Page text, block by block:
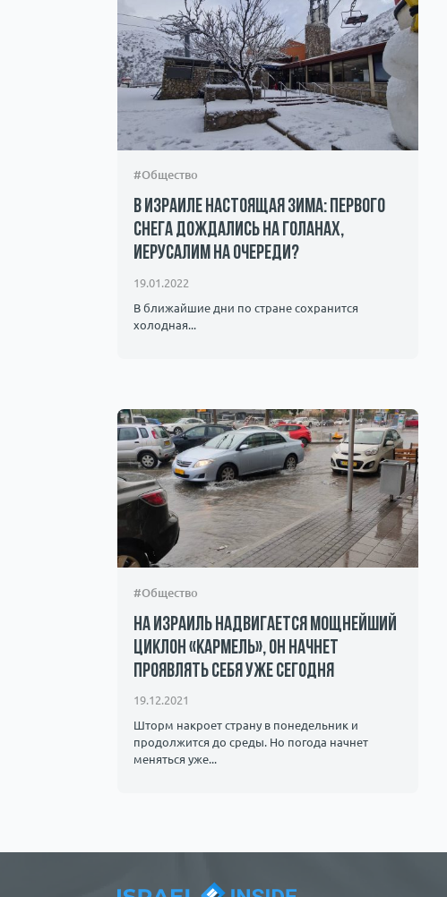
#Общество
В Израиле настоящая зима: первого
снега дождались на Голанах,
Иерусалим на очереди?
19.01.2022
В ближайшие дни по стране сохранится
холодная...
#Общество
На Израиль надвигается мощнейший
циклон «Кармель», он начнет
проявлять себя уже сегодня
19.12.2021
Шторм накроет страну в понедельник и
продолжится до среды. Но погода начнет
меняться уже...